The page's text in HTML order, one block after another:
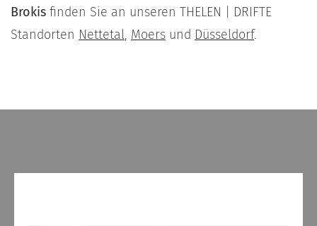
Brokis finden Sie an unseren THELEN | DRIFTE
Standorten Nettetal, Moers und Düsseldorf.